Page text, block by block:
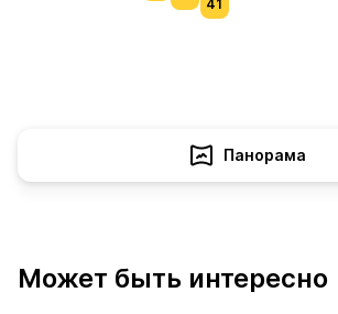
41
Панорама
Может быть интересно